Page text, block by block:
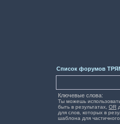
Список форумов
Ключевые слова:
Ты можешь
быть в результатах, OR
для слов, которых в
шаблона для частичного